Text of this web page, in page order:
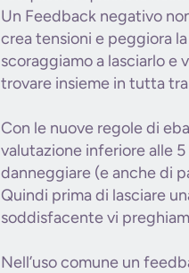
Un Feedback negativo
crea tensioni e peggiora
scoraggiamo a lasciarlo e
trovare insieme in tutta
Con le nuove regole di
valutazione inferiore alle
danneggiare (e anche di
Quindi prima di lasciare
soddisfacente vi
Nell’uso comune un